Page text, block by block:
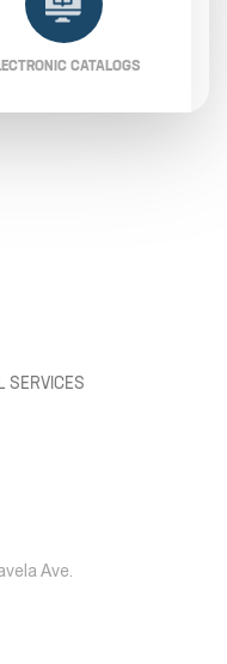
CATALOGS
SERVICES
Ave.